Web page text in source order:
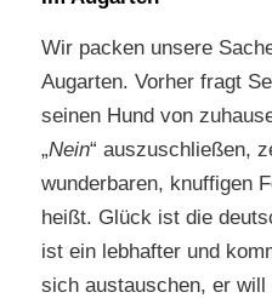
Wir packen unsere
Augarten. Vorher fragt
seinen Hund von
„Nein“ auszuschließen,
wunderbaren, knuffigen
heißt. Glück ist die
ist ein lebhafter und
sich austauschen, er will